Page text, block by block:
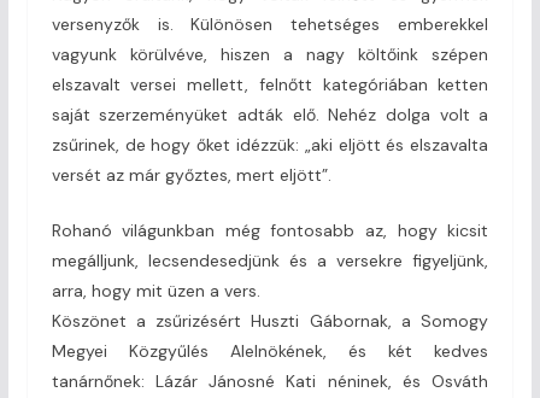
versenyzők is. Különösen tehetséges emberekkel
vagyunk körülvéve, hiszen a nagy költőink szépen
elszavalt versei mellett, felnőtt kategóriában ketten
saját szerzeményüket adták elő. Nehéz dolga volt a
zsűrinek, de hogy őket idézzük: „aki eljött és elszavalta
versét az már győztes, mert eljött”.
Rohanó világunkban még fontosabb az, hogy kicsit
megálljunk, lecsendesedjünk és a versekre figyeljünk,
arra, hogy mit üzen a vers.
Köszönet a zsűrizésért Huszti Gábornak, a Somogy
Megyei Közgyűlés Alelnökének, és két kedves
tanárnőnek: Lázár Jánosné Kati néninek, és Osváth